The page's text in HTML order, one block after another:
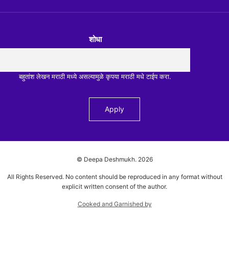
शोधा
बहुतांश लेखन मराठी मध्ये असल्यामुळे कृपया मराठी मधे टाईप करा.
© Deepa Deshmukh. 2026
All Rights Reserved. No content should be reproduced in any format without
explicit written consent of the author.
Cooked and Garnished by